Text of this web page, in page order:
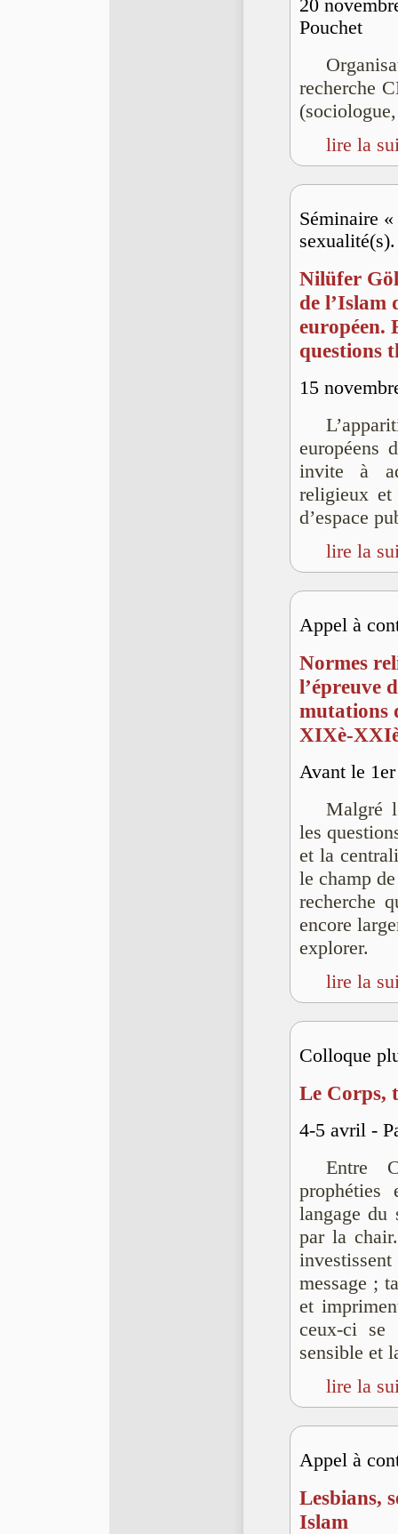
20
Pouchet
recherche
lire la
Séminaire
Nilüfer
de l’Islam
européen.
questions
15
européens
invite à
religieux et
d’espace
lire la
Appel à
Normes
l’épreuve
mutations
XIXè-
Avant le
Malgré
les
et la
le champ de
recherche
encore
explorer.
lire la
Colloque
Le Corps,
4-5 avril -
Entre
langage du
par la
message ;
et
ceux-ci se
sensible et
lire la
Appel à
Lesbians,
Islam